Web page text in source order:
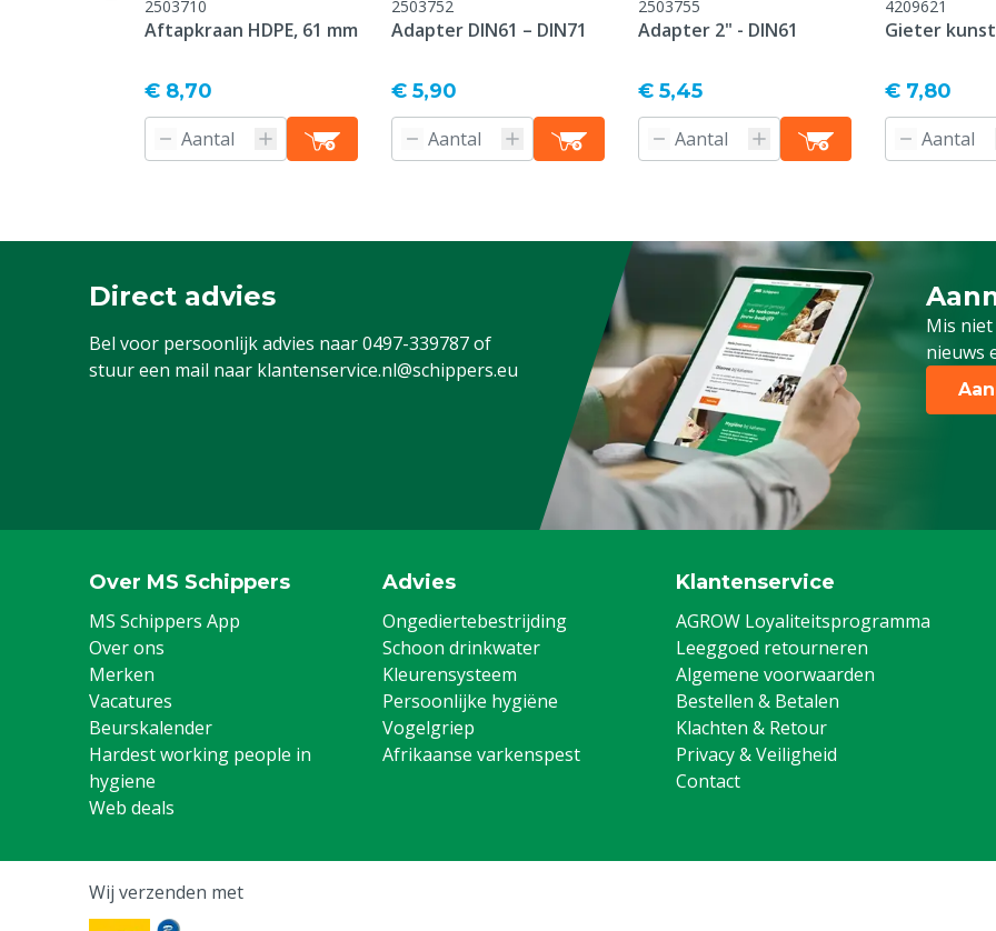
vermeld onder het kopje "Klantenservice
-> Klachten & Retour" onderaan deze
Afdeling / Ruimte
Voergang, Voederkuil
Diergroep
Rundvee, Geiten
Inkuilen
Verpakkingsinhoud
23.36 L
2503710
Aftapkraan HDPE, 61 mm
€ 8,70
2503752
Adapter DIN61 – DIN71
€ 5,90
2503755
Adapter 2" - DIN61
€ 5,45
4209621
Gieter
€ 7,80
Direct advies
Bel voor persoonlijk advies naar0497-339787of
stuur een mail naar klantenservice.nl@schippers.eu
Mis
nieuws
Schrijf
Over MS Schippers
MS Schippers App
Over ons
Merken
Vacatures
Beurskalender
Hardest working people in
hygiene
Web deals
Advies
Ongediertebestrijding
Schoon drinkwater
Kleurensysteem
Persoonlijke hygiëne
Vogelgriep
Afrikaanse varkenspest
Klantenservice
AGROW Loyaliteitsprogramma
Leeggoed retourneren
Algemene voorwaarden
Bestellen & Betalen
Klachten & Retour
Privacy & Veiligheid
Contact
Wij verzenden met